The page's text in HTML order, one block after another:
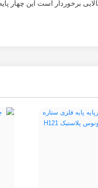
برخوردار است این چهار